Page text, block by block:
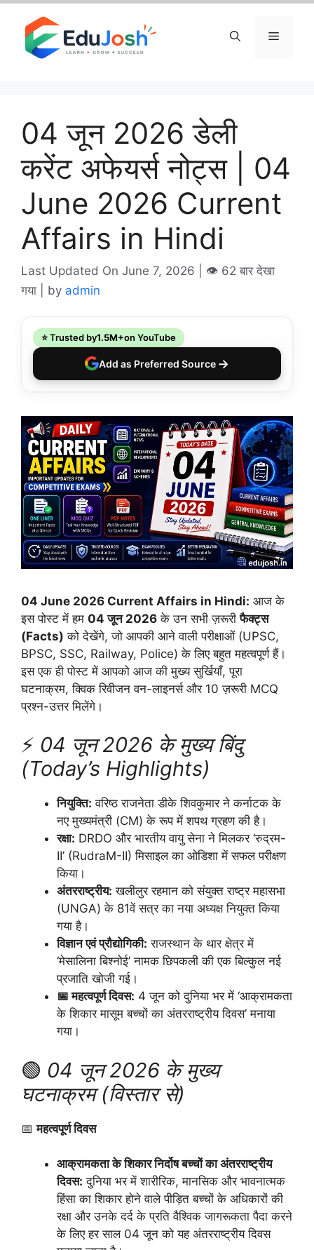
Skip
content
Menu
04 जून 2026 डेली
करेंट अफेयर्स नोट्स | 04
June 2026 Current
Affairs in Hindi
Last Updated On June 7, 2026 | 👁️ 62 बार देखा
गया |
by admin
⭐ Trusted by1.5M+on YouTube
Add as Preferred Source →
04 June 2026 Current Affairs in Hindi: आज के
इस पोस्ट में हम 04 जून 2026 के उन सभी ज़रूरीफैक्ट्स
(Facts) को देखेंगे, जो आपकी आने वाली परीक्षाओं (UPSC,
BPSC, SSC, Railway, Police) के लिए बहुत महत्वपूर्ण हैं।
इस एक ही पोस्ट में आपको आज की मुख्य सुर्खियाँ, पूरा
घटनाक्रम, क्विक रिवीजन वन-लाइनर्स और 10 ज़रूरी MCQ
प्रश्न-उत्तर मिलेंगे।
⚡ 04 जून 2026 के मुख्य बिंदु
(Today’s Highlights)
नियुक्ति: वरिष्ठ राजनेता डीके शिवकुमार ने कर्नाटक के
नए मुख्यमंत्री (CM) के रूप में शपथ ग्रहण की है।
रक्षा: DRDO और भारतीय वायु सेना ने मिलकर ‘रुद्रम-
II’ (RudraM-II) मिसाइल का ओडिशा में सफल परीक्षण
किया।
अंतरराष्ट्रीय: खलीलुर रहमान को संयुक्त राष्ट्र महासभा
(UNGA) के 81वें सत्र का नया अध्यक्ष नियुक्त किया
गया है।
विज्ञान एवं प्रौद्योगिकी: राजस्थान के थार क्षेत्र में
‘मेसालिना बिश्नोई’ नामक छिपकली की एक बिल्कुल नई
प्रजाति खोजी गई।
📅 महत्वपूर्ण दिवस: 4 जून को दुनिया भर में ‘आक्रामकता
के शिकार मासूम बच्चों का अंतरराष्ट्रीय दिवस’ मनाया
गया।
🟢 04 जून 2026 के मुख्य
घटनाक्रम (विस्तार से)
📅महत्वपूर्ण दिवस
आक्रामकता के शिकार निर्दोष बच्चों का अंतरराष्ट्रीय
दिवस: दुनिया भर में शारीरिक, मानसिक और भावनात्मक
हिंसा का शिकार होने वाले पीड़ित बच्चों के अधिकारों की
रक्षा और उनके दर्द के प्रति वैश्विक जागरूकता पैदा करने
के लिए हर साल 04 जून को यह अंतरराष्ट्रीय दिवस